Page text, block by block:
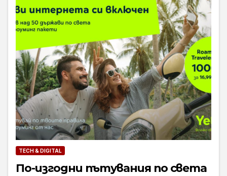
TECH & DIGITAL
По-изгодни пътувания по света